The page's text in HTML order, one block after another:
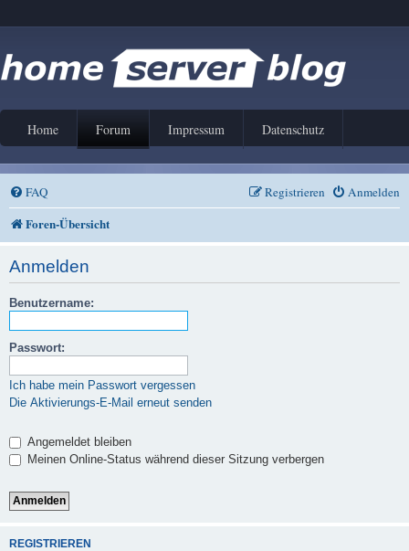
Home Forum Impressum Datenschutz
FAQ Anmelden
Registrieren
Foren-Übersicht
Anmelden
Benutzername:
Passwort:
Ich habe mein Passwort vergessen
Die Aktivierungs-E-Mail erneut senden
Angemeldet bleiben
Meinen Online-Status während dieser Sitzung verbergen
REGISTRIEREN